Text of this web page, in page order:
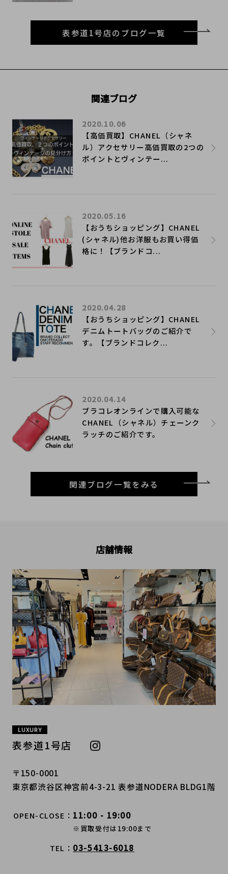
表参道1号店のブログ一覧
関連ブログ
【高価買取】CHANEL（シャネ
ル）アクセサリー高価買取の2つの
ポイントとヴィンテー...
2020.10.06
【おうちショッピング】CHANEL
(シャネル)他お洋服もお買い得価
格に！【ブランドコ...
2020.05.16
【おうちショッピング】CHANEL
デニムトートバッグのご紹介で
す。【ブランドコレク...
2020.04.28
ブラコレオンラインで購入可能な
CHANEL（シャネル）チェーンク
ラッチのご紹介です。
2020.04.14
関連ブログ一覧をみる
店舗情報
LUXURY
表参道1号店
〒150-0001
東京都渋谷区神宮前4-3-21 表参道NODERA BLDG1階
OPEN-CLOSE 11:00 - 19:00
※買取受付は19:00まで
TEL 03-5413-6018